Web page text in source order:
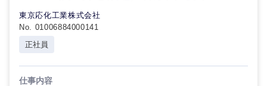
東京応化工業株式会社
No. 01006884000141
正社員
仕事内容